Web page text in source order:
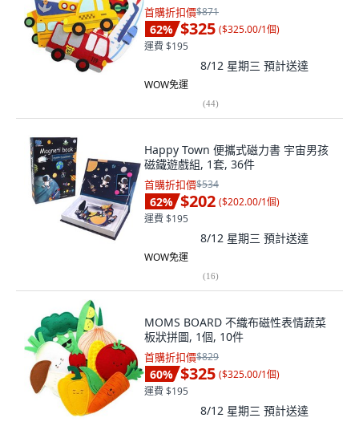
首購折扣價$871
62% $325 ($325.00/1個)
運費 $195
8/12 星期三 預計送達
WOW免運
(44)
Happy Town 便攜式磁力書 宇宙男孩
磁鐵遊戲組, 1套, 36件
首購折扣價$534
62% $202 ($202.00/1個)
運費 $195
8/12 星期三 預計送達
WOW免運
(16)
MOMS BOARD 不織布磁性表情蔬菜
板狀拼圖, 1個, 10件
首購折扣價$829
60% $325 ($325.00/1個)
運費 $195
8/12 星期三 預計送達